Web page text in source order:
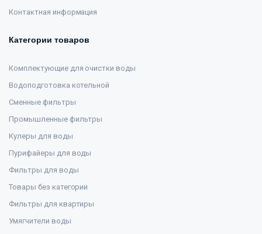
Контактная информация
Категории товаров
Комплектующие для очистки воды
Водоподготовка котельной
Сменные фильтры
Промышленные фильтры
Кулеры для воды
Пурифайеры для воды
Фильтры для воды
Товары без категории
Фильтры для квартиры
Умягчители воды